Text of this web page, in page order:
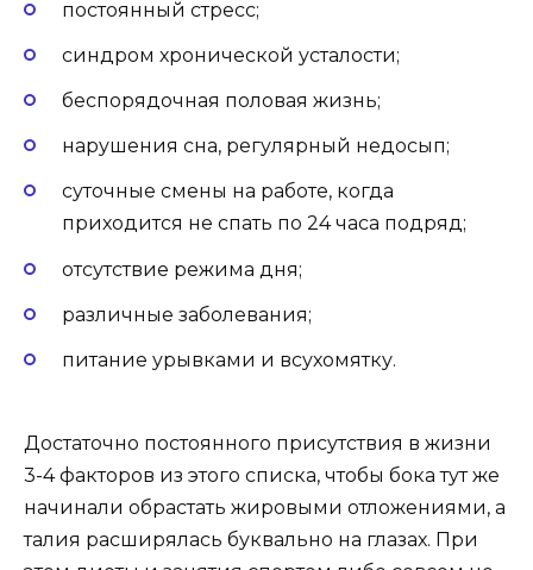
постоянный стресс;
синдром хронической усталости;
беспорядочная половая жизнь;
нарушения сна, регулярный недосып;
суточные смены на работе, когда
приходится не спать по 24 часа подряд;
отсутствие режима дня;
различные заболевания;
питание урывками и всухомятку.
Достаточно постоянного присутствия в жизни
3-4 факторов из этого списка, чтобы бока тут же
начинали обрастать жировыми отложениями, а
талия расширялась буквально на глазах. При